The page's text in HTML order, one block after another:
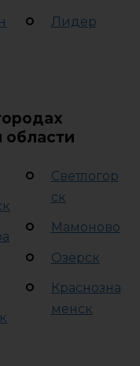
Лидер
области
Светлогор
ск
Мамоново
Озёрск
Краснозна
менск